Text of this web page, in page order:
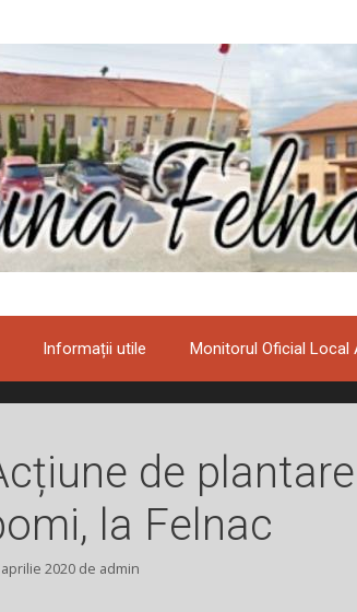
Informații utile Monitorul Oficial Local
de
la Felnac
2020 de admin